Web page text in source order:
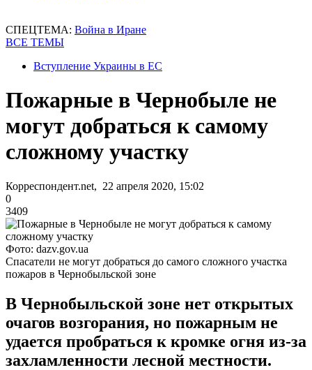
СПЕЦТЕМА: Война в Иране
ВСЕ ТЕМЫ
Вступление Украины в ЕС
Пожарные в Чернобыле не
могут добраться к самому
сложному участку
Корреспондент.net, 22 апреля 2020, 15:02
0
3409
Фото: dazv.gov.ua
Спасатели не могут добраться до самого сложного участка
пожаров в Чернобыльской зоне
В Чернобыльской зоне нет открытых
очагов возгорания, но пожарным не
удается пробраться к кромке огня из-за
захламленности лесной местности.